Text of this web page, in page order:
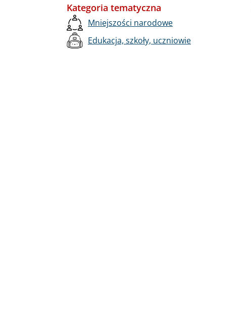
Kategoria tematyczna
Mniejszości narodowe
Edukacja, szkoły, uczniowie